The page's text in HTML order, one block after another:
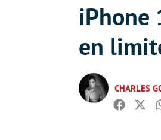
iPhone
en
CHARLES
Facebook